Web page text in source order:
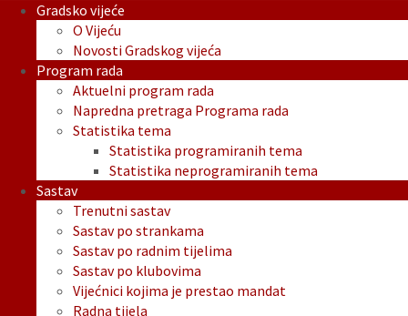
Gradsko vijeće
O Vijeću
Novosti Gradskog vijeća
Program rada
Aktuelni program rada
Napredna pretraga Programa rada
Statistika tema
Statistika programiranih tema
Statistika neprogramiranih tema
Sastav
Trenutni sastav
Sastav po strankama
Sastav po radnim tijelima
Sastav po klubovima
Vijećnici kojima je prestao mandat
Radna tijela